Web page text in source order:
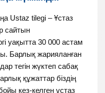
Ustaz tilegi – Ұстаз
сайтын
уақытта 30 000 астам
Барлық жарияланған
тегін жүктеп сабақ
құжаттар біздің
кез-келген ұстаз